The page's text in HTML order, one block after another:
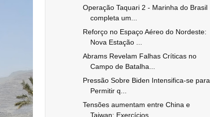
Operação Taquari 2 - Marinha do Brasil
completa um...
Reforço no Espaço Aéreo do Nordeste:
Nova Estação ...
Abrams Revelam Falhas Críticas no
Campo de Batalha...
Pressão Sobre Biden Intensifica-se para
Permitir q...
Tensões aumentam entre China e
Taiwan: Exercícios ...